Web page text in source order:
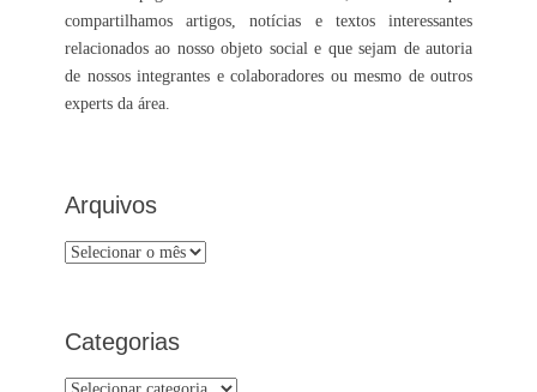
compartilhamos artigos, notícias e textos interessantes
relacionados ao nosso objeto social e que sejam de autoria
de nossos integrantes e colaboradores ou mesmo de outros
experts da área.
Arquivos
Arquivos
Categorias
Categorias